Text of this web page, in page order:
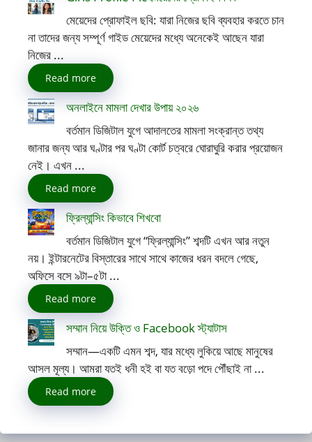
মেয়েদের প্রোফাইল ছবি: যারা নিজের ছবি ব্যবহার করতে চান
না তাদের জন্য সম্পূর্ণ গাইড মেয়েদের মধ্যে অনেকেই আছেন যারা
নিজের ...
Read more
অনলাইনে মামলা দেখার উপায় ২০২৬
বর্তমান ডিজিটাল যুগে আদালতের মামলা সংক্রান্ত তথ্য
জানার জন্য আর ঘণ্টার পর ঘণ্টা কোর্ট চত্বরে ঘোরাঘুরি করার প্রয়োজন
নেই। এখন ...
Read more
ফ্রিল্যান্সিং কিভাবে শিখবো
বর্তমান ডিজিটাল যুগে “ফ্রিল্যান্সিং” শব্দটি এখন আর নতুন
নয়। ইন্টারনেটের বিস্তারের সাথে সাথে কাজের ধরন বদলে গেছে,
অফিসে বসে ৯টা–৫টা ...
Read more
সম্মান নিয়ে উক্তি ও Facebook স্ট্যাটাস
সম্মান—একটি এমন শব্দ, যার মধ্যে লুকিয়ে আছে মানুষের
আসল মূল্য। আমরা যতই ধনী হই বা যত বড়ো পদে পৌঁছাই না ...
Read more